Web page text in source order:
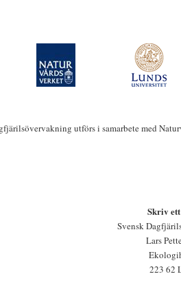
utförs i samarbete med
Skriv
Svensk
Lars
223 62